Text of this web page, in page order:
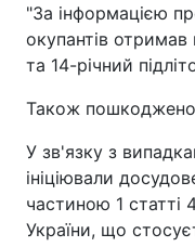
"За інформацією
окупантів отримав
та 14-річний
Також пошкоджено
У зв'язку з
ініціювали
частиною 1 статті
України, що